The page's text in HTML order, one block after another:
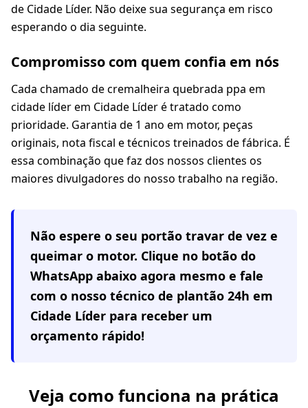
de Cidade Líder. Não deixe sua segurança em risco
esperando o dia seguinte.
Compromisso com quem confia em nós
Cada chamado de cremalheira quebrada ppa em
cidade líder em Cidade Líder é tratado como
prioridade. Garantia de 1 ano em motor, peças
originais, nota fiscal e técnicos treinados de fábrica. É
essa combinação que faz dos nossos clientes os
maiores divulgadores do nosso trabalho na região.
Não espere o seu portão travar de vez e
queimar o motor. Clique no botão do
WhatsApp abaixo agora mesmo e fale
com o nosso técnico de plantão 24h em
Cidade Líder para receber um
orçamento rápido!
Veja como funciona na prática